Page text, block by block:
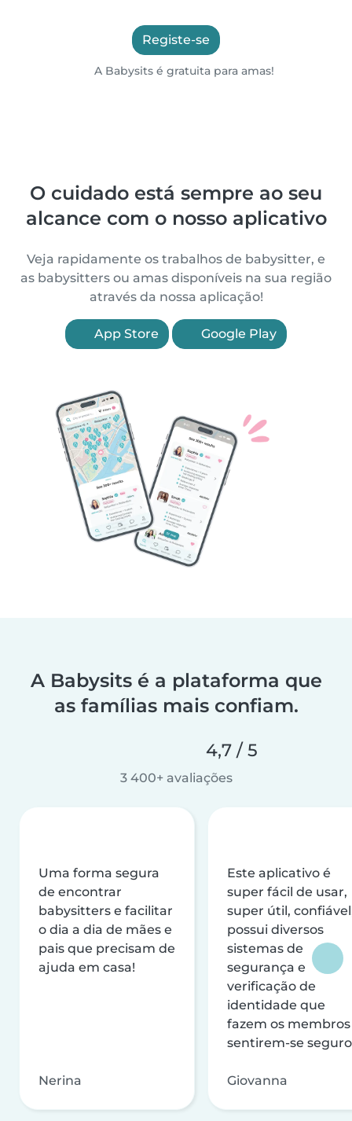
Registe-se
A Babysits é gratuita para amas!
O cuidado está sempre ao seu
alcance com o nosso aplicativo
Veja rapidamente os trabalhos de babysitter, e
as babysitters ou amas disponíveis na sua região
através da nossa aplicação!
App Store Google Play
A Babysits é a plataforma que
as famílias mais confiam.
4,7 / 5
3 400+ avaliações
Uma forma segura
de encontrar
babysitters e facilitar
o dia a dia de mães e
pais que precisam de
ajuda em casa!
Nerina
Este aplicativo é
super fácil de usar,
super útil,
possui diversos
sistemas de
segurança e
verificação de
identidade que
fazem os membros
sentirem-se
Giovanna